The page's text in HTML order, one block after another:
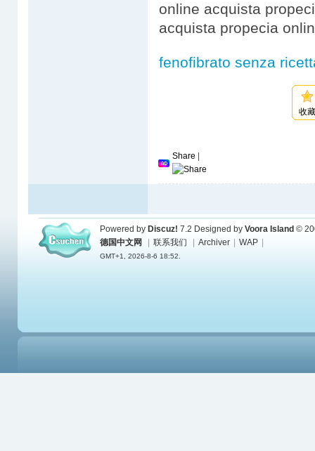
online acquista
acquista propecia
fenofibrato senza
收
Share
Powered by Discuz! 7.2 Designed by Voora Island ©
德国中文网
联系我们 Archiver WAP
GMT+1, 2026-8-6 18:52.